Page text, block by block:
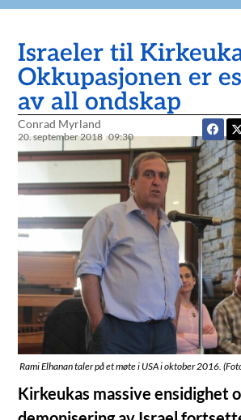
Israeler til
Okkupasjonen er
av all ondskap
Conrad Myrland
20. september 2018 09:30
Rami Elhanan taler på et møte i USA i oktober 2016.
Kirkeukas massive ensidighet